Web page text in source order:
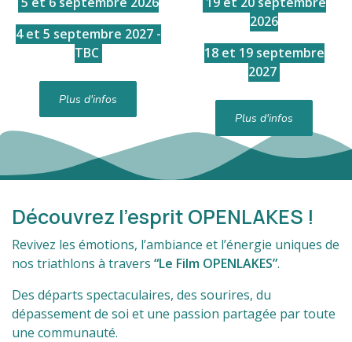
4 et 5 septembre 2027 -
TBC
Plus d'infos
2026
18 et 19 septembre
2027
Plus d'infos
Découvrez l’esprit OPENLAKES !
Revivez les émotions, l’ambiance et l’énergie uniques de
nos triathlons à travers “Le Film OPENLAKES”.
Des départs spectaculaires, des sourires, du
dépassement de soi et une passion partagée par toute
une communauté.